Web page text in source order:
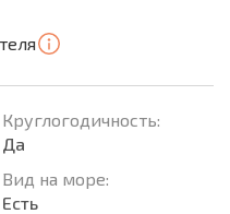
Круглогодичность:
Да
Вид на море:
Есть